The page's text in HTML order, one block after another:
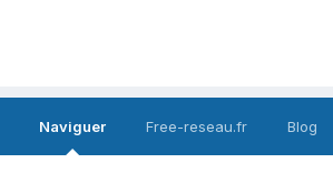
Naviguer Free-reseau.fr Blog